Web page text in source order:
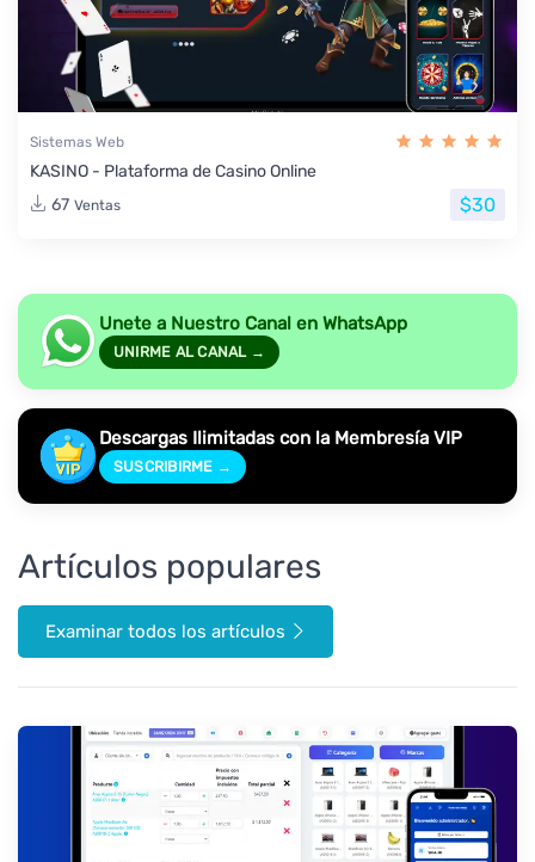
Sistemas Web
KASINO - Plataforma de Casino Online
67 Ventas $30
Unete a Nuestro Canal en WhatsApp
UNIRME AL CANAL →
Descargas Ilimitadas con la Membresía VIP
SUSCRIBIRME →
Artículos populares
Examinar todos los artículos